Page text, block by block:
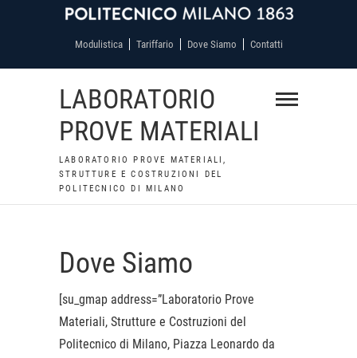
Modulistica Tariffario Dove Siamo Contatti
LABORATORIO
PROVE MATERIALI
LABORATORIO PROVE MATERIALI,
STRUTTURE E COSTRUZIONI DEL
POLITECNICO DI MILANO
Dove Siamo
[su_gmap address=”Laboratorio Prove
Materiali, Strutture e Costruzioni del
Politecnico di Milano, Piazza Leonardo da